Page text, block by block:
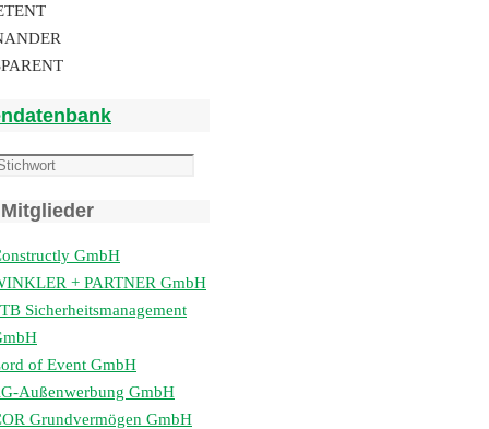
GmbH
+ PARTNER GmbH
Sicherheitsmanagement
of Event GmbH
Außenwerbung GmbH
Grundvermögen GmbH